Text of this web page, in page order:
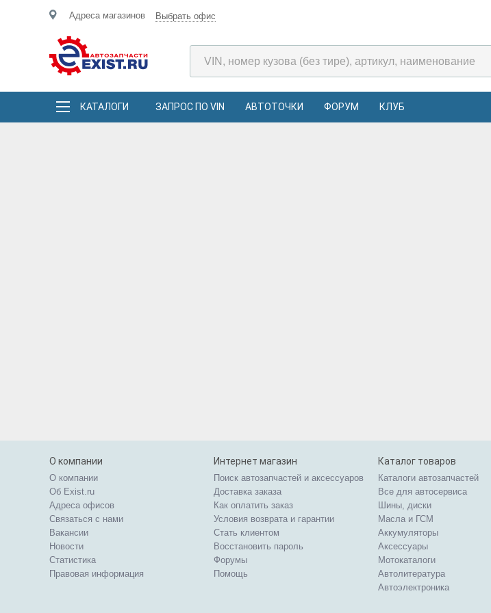
Адреса магазинов Выбрать офис
КАТАЛОГИ ЗАПРОС ПО VIN АВТОТОЧКИ ФОРУМ КЛУБ
О компании
О компании
Об Exist.ru
Адреса офисов
Связаться с нами
Вакансии
Новости
Статистика
Правовая информация
Интернет магазин
Поиск автозапчастей и аксессуаров
Доставка заказа
Как оплатить заказ
Условия возврата и гарантии
Стать клиентом
Восстановить пароль
Форумы
Помощь
Каталог товаров
Каталоги автозапчастей
Все для автосервиса
Шины, диски
Масла и ГСМ
Аккумуляторы
Аксессуары
Мотокаталоги
Автолитература
Автоэлектроника